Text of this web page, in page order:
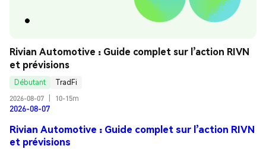
Rivian Automotive : Guide complet sur l’action RIVN
et prévisions
Débutant
TradFi
2026-08-07
10-15m
2026-08-07
Rivian Automotive : Guide complet sur l’action RIVN
et prévisions